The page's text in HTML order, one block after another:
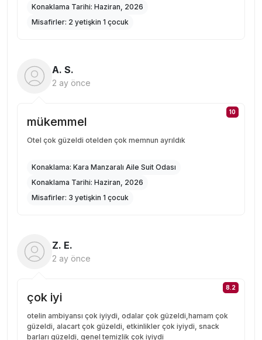
Konaklama Tarihi: Haziran, 2026
Misafirler: 2 yetişkin 1 çocuk
A. S.
2 ay önce
10
mükemmel
Otel çok güzeldi otelden çok memnun ayrıldık
Konaklama: Kara Manzaralı Aile Suit Odası
Konaklama Tarihi: Haziran, 2026
Misafirler: 3 yetişkin 1 çocuk
Z. E.
2 ay önce
8.2
çok iyi
otelin ambiyansı çok iyiydi, odalar çok güzeldi,hamam çok
güzeldi, alacart çok güzeldi, etkinlikler çok iyiydi, snack
barları güzeldi, genel temizlik çok iyiydi